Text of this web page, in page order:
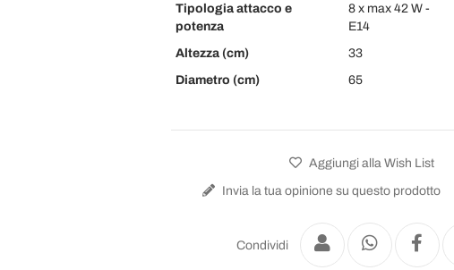
Tipologia attacco e
potenza
8 x max 42 W -
E14
Altezza (cm)
33
Diametro (cm)
65
Aggiungi alla Wish List
Invia la tua opinione su questo prodotto
Condividi